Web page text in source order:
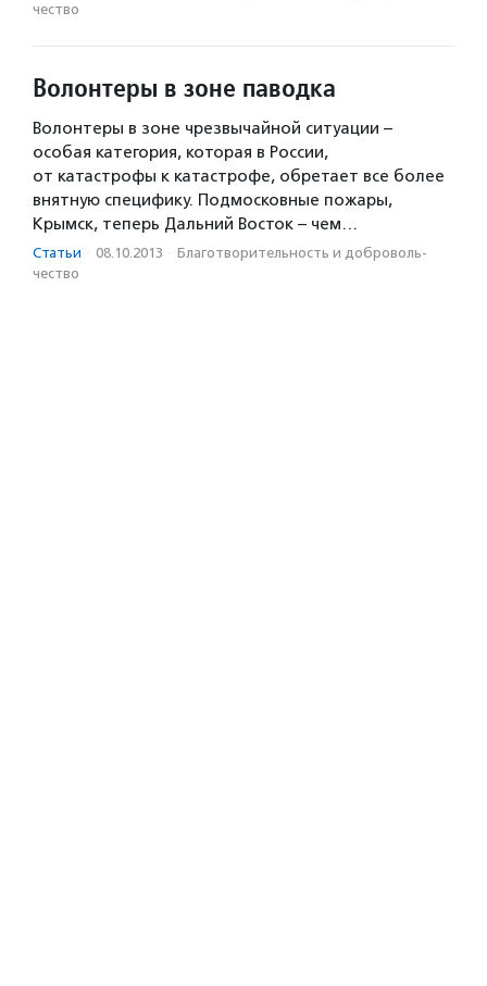
чест­во
Волонтеры в зоне паводка
Волонтеры в зоне чрезвычайной ситуации –
особая категория, которая в России,
от катастрофы к катастрофе, обретает все более
внятную специфику. Подмосковные пожары,
Крымск, теперь Дальний Восток – чем…
Статьи · 08.10.2013 · Благотвори­тель­ность и доброволь­
чест­во